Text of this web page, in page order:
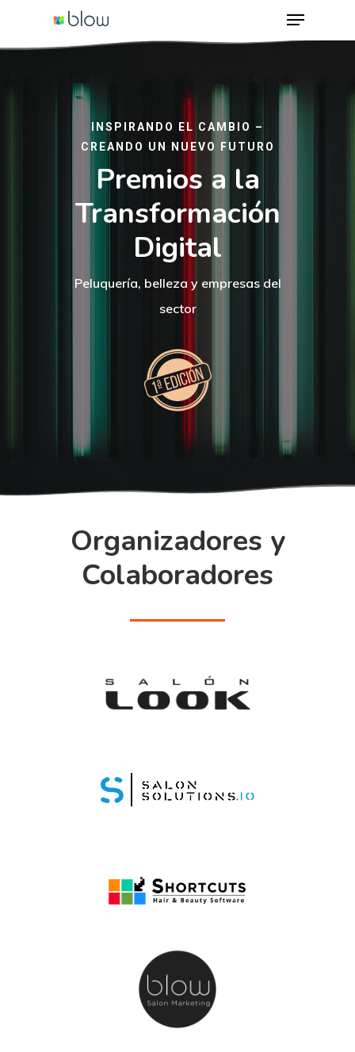
Menu
INSPIRANDO EL CAMBIO –
CREANDO UN NUEVO FUTURO
Premios a la
Transformación
Digital
Peluquería, belleza y empresas del
sector
Organizadores y
Colaboradores